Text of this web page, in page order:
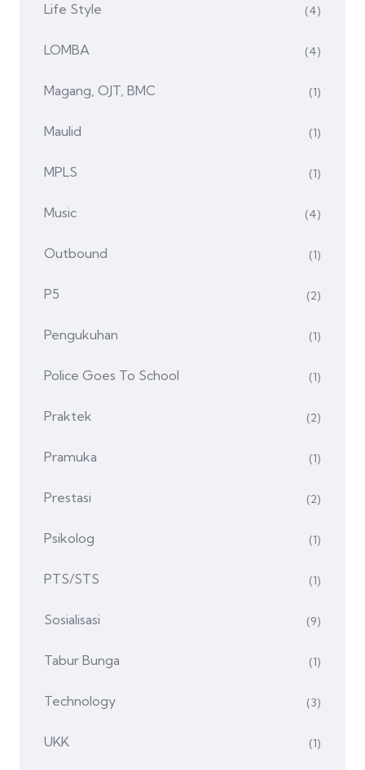
Life Style (4)
LOMBA (4)
Magang, OJT, BMC (1)
Maulid (1)
MPLS (1)
Music (4)
Outbound (1)
P5 (2)
Pengukuhan (1)
Police Goes To School (1)
Praktek (2)
Pramuka (1)
Prestasi (2)
Psikolog (1)
PTS/STS (1)
Sosialisasi (9)
Tabur Bunga (1)
Technology (3)
UKK (1)